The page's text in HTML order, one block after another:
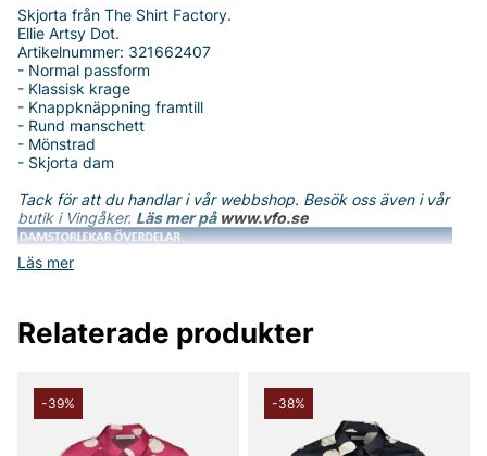
Läs mer
Skjorta från The Shirt Factory.
Ellie Artsy Dot.
Artikelnummer: 321662407
- Normal passform
- Klassisk krage
- Knappknäppning framtill
- Rund manschett
- Mönstrad
- Skjorta dam
Tack för att du handlar i vår webbshop. Besök oss även i vår
butik i Vingåker. Läs mer på www.vfo.se
Relaterade produkter
-39% -38%